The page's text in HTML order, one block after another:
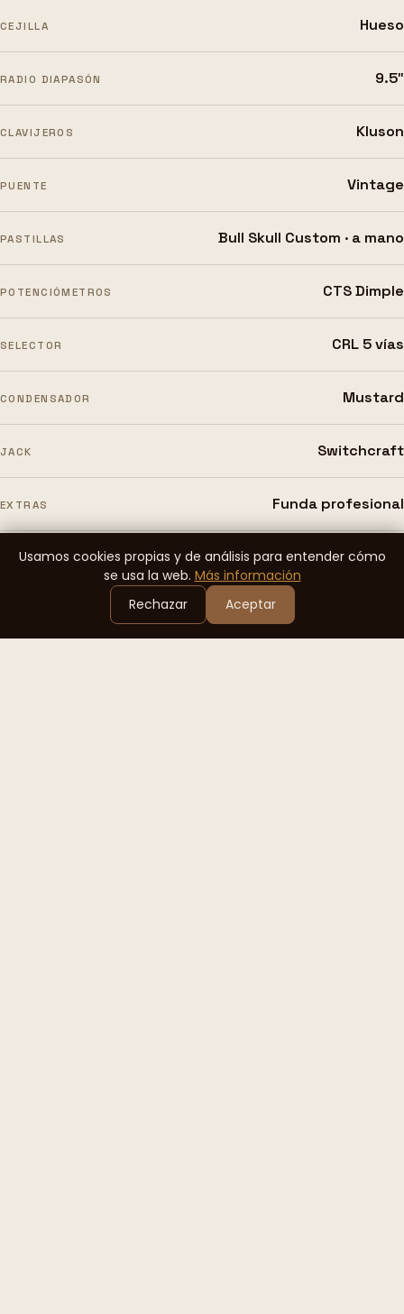
CEJILLA Hueso
RADIO DIAPASÓN 9.5″
CLAVIJEROS Kluson
PUENTE Vintage
PASTILLAS Bull Skull Custom · a mano
POTENCIÓMETROS CTS Dimple
SELECTOR CRL 5 vías
CONDENSADOR Mustard
JACK Switchcraft
EXTRAS Funda profesional
PESO 3,25 kg
Pide tu guitarra
Usamos cookies propias y de análisis para entender cómo
se usa la web. Más información
Rechazar
Aceptar